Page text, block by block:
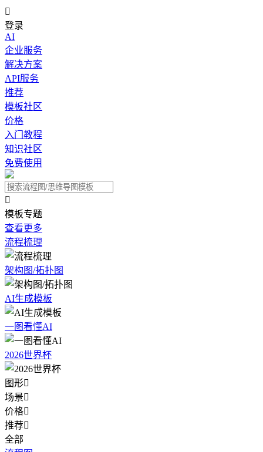

登录
AI
企业服务
解决方案
API服务
推荐
模板社区
价格
入门教程
知识社区
免费使用

模板专题
查看更多
流程梳理
架构图/拓扑图
AI生成模板
一图看懂AI
2026世界杯
图形
场景
价格
推荐
全部